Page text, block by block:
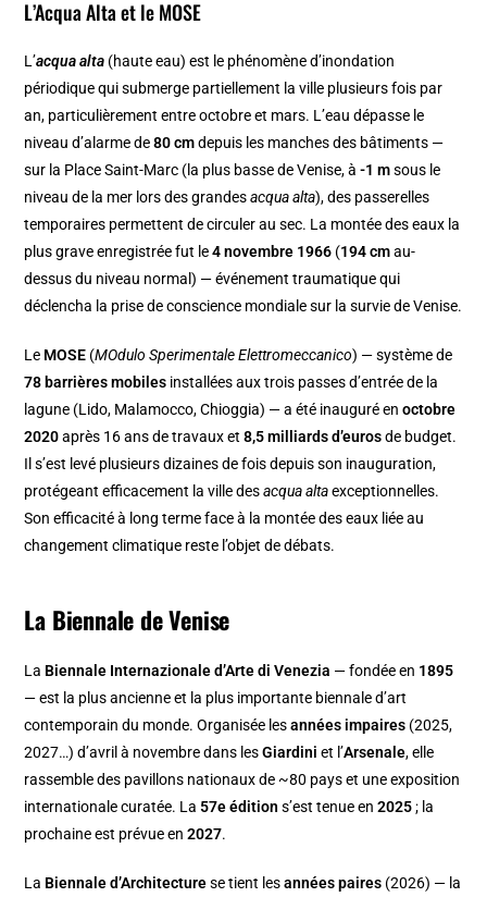
L’Acqua Alta et le MOSE
L’acqua alta (haute eau) est le phénomène d’inondation
périodique qui submerge partiellement la ville plusieurs fois par
an, particulièrement entre octobre et mars. L’eau dépasse le
niveau d’alarme de80 cmdepuis les manches des bâtiments —
sur la Place Saint-Marc (la plus basse de Venise, à-1 msous le
niveau de la mer lors des grandesacqua alta), des passerelles
temporaires permettent de circuler au sec. La montée des eaux la
plus grave enregistrée fut le4 novembre 1966 (194 cmau-
dessus du niveau normal) — événement traumatique qui
déclencha la prise de conscience mondiale sur la survie de Venise.
Le MOSE (MOdulo Sperimentale Elettromeccanico) — système de
78 barrières mobiles installées aux trois passes d’entrée de la
lagune (Lido, Malamocco, Chioggia) — a été inauguré enoctobre
2020après 16 ans de travaux et8,5 milliards d’eurosde budget.
Il s’est levé plusieurs dizaines de fois depuis son inauguration,
protégeant efficacement la ville desacqua altaexceptionnelles.
Son efficacité à long terme face à la montée des eaux liée au
changement climatique reste l’objet de débats.
La Biennale de Venise
La Biennale Internazionale d’Arte di Venezia — fondée en 1895
— est la plus ancienne et la plus importante biennale d’art
contemporain du monde. Organisée lesannées impaires (2025,
2027…) d’avril à novembre dans lesGiardini et l’Arsenale, elle
rassemble des pavillons nationaux de ~80 pays et une exposition
internationale curatée. La 57e édition s’est tenue en2025; la
prochaine est prévue en2027.
La Biennale d’Architecturese tient lesannées paires (2026) — la